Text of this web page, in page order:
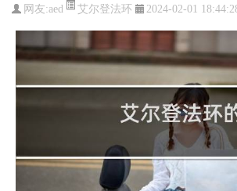
网友:aed 艾尔登法环 2024-02-01